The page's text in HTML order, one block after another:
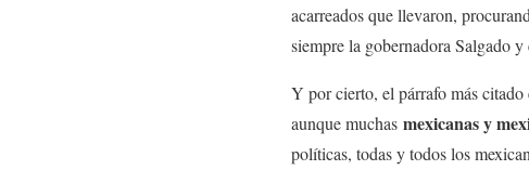
acarreados que llevaron,
siempre la gobernadora Salgado
Y por cierto, el párrafo más
aunque muchas mexicanas y
políticas, todas y todos los